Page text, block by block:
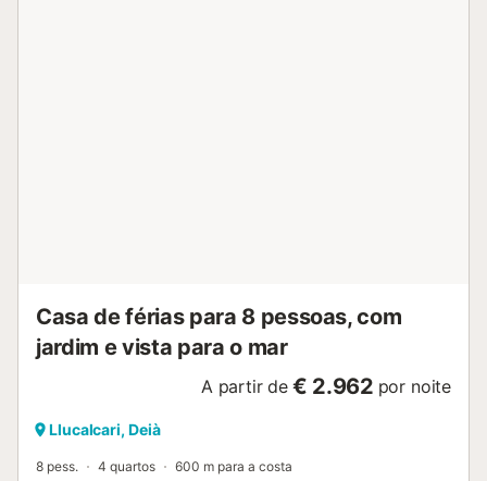
Casa de férias para 8 pessoas, com
jardim e vista para o mar
A partir de € 2.962 por noite
Llucalcari, Deià
8 pess. 4 quartos 600 m para a costa